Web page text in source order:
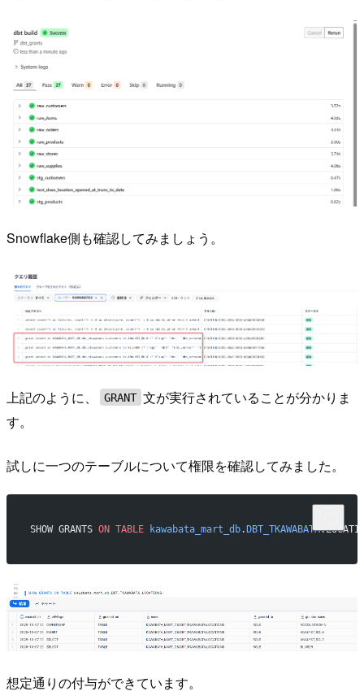
Snowflake側も確認してみましょう。
上記のように、 GRANT 文が実行されていることが分かりま
す。
試しに一つのテーブルについて権限を確認してみました。
SHOW GRANTS ON TABLE kawabata_mart_db. DBT_TKAWABATA
想定通りの付与ができています。